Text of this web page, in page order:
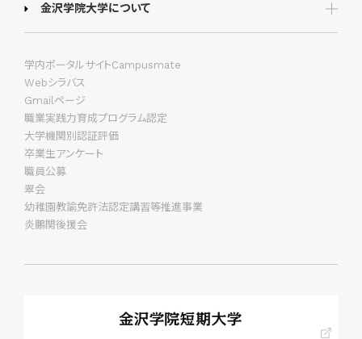
金沢学院大学について
学内ポータルサイトCampusmate
Webシラバス
Gmailページ
職業実践力育成プログラム認定
大学機関別認証評価
卒業生アンケート
職員公募
翠会
幼稚園教諭免許法認定講習等推進事業
炎鵬関後援会